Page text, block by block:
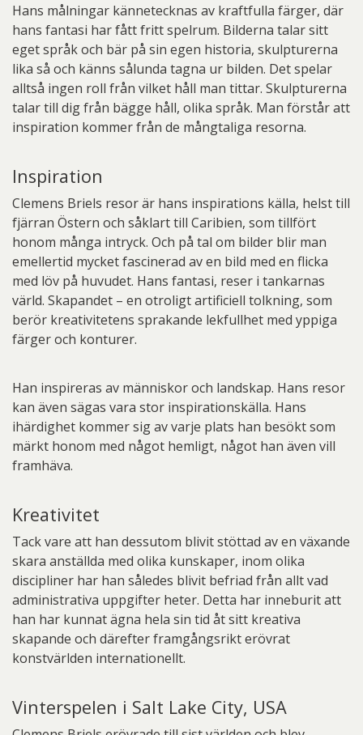
Hans målningar kännetecknas av kraftfulla färger, där
hans fantasi har fått fritt spelrum. Bilderna talar sitt
eget språk och bär på sin egen historia, skulpturerna
lika så och känns sålunda tagna ur bilden. Det spelar
alltså ingen roll från vilket håll man tittar. Skulpturerna
talar till dig från bägge håll, olika språk. Man förstår att
inspiration kommer från de mångtaliga resorna.
Inspiration
Clemens Briels resor är hans inspirations källa, helst till
fjärran Östern och såklart till Caribien, som tillfört
honom många intryck. Och på tal om bilder blir man
emellertid mycket fascinerad av en bild med en flicka
med löv på huvudet. Hans fantasi, reser i tankarnas
värld. Skapandet – en otroligt artificiell tolkning, som
berör kreativitetens sprakande lekfullhet med yppiga
färger och konturer.
Han inspireras av människor och landskap. Hans resor
kan även sägas vara stor inspirationskälla. Hans
ihärdighet kommer sig av varje plats han besökt som
märkt honom med något hemligt, något han även vill
framhäva.
Kreativitet
Tack vare att han dessutom blivit stöttad av en växande
skara anställda med olika kunskaper, inom olika
discipliner har han således blivit befriad från allt vad
administrativa uppgifter heter. Detta har inneburit att
han har kunnat ägna hela sin tid åt sitt kreativa
skapande och därefter framgångsrikt erövrat
konstvärlden internationellt.
Vinterspelen i Salt Lake City, USA